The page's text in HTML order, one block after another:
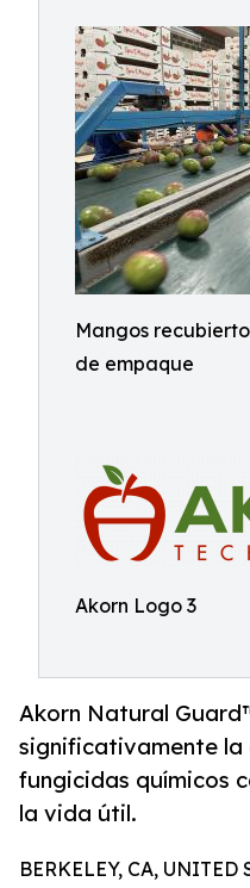
Mangos
de empaque
Akorn Logo 3
Akorn Natural
significativamente la
fungicidas químicos
la vida útil.
BERKELEY, CA, UNITED